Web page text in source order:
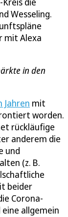
Wesseling.
mit Alexa
in den
mit
worden.
rückläufige
anderem die
und
(z. B.
beider
Corona-
allgemein